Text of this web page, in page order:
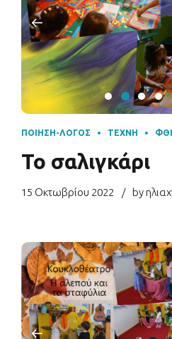
ΠΟΊΗΣΗ-ΛΌΓΟΣ ΤΈΧΝΗ
Το σαλιγκάρι
15 Οκτωβρίου 2022 by